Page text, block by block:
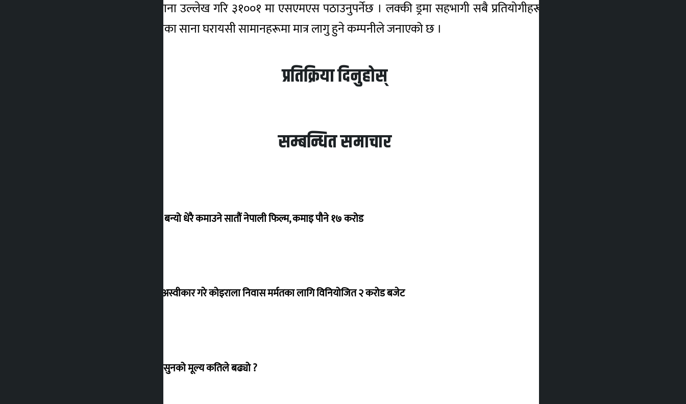
टाइप गरि आफ्नो नाम र ठेगाना उल्लेख गरि ३१००१ मा एसएमएस पठाउनुपर्नेछ । लक्की ड्रमा सहभागी सबै प्रतिय‍ोगीहरू बम्पर उपहारका लागि पनि
योग्य हुने र यस योजना सिजीका साना घरायसी सामानहरूमा मात्र लागु हुने कम्पनीले जनाएको छ ।
प्रतिक्रिया दिनुहोस्
सम्बन्धित समाचार
‘गौंथली’ बन्यो धेरै कमाउने सातौं नेपाली फिल्म, कमाइ पौने १७ करोड
शेखरले अस्वीकार गरे कोइराला निवास मर्मतका लागि विनियोजित २ करोड बजेट
शुक्रबार सुनको मूल्य कतिले बढ्यो ?